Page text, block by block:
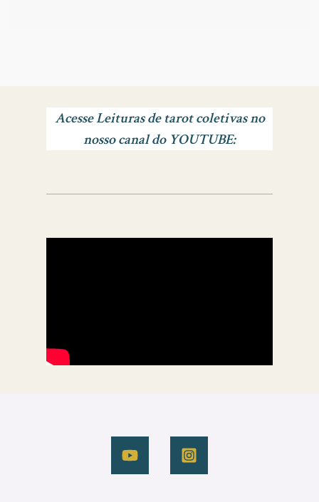
Acesse Leituras de tarot coletivas no
nosso canal do YOUTUBE: